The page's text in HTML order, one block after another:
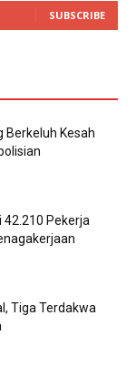
SUBSCRIBE
Berkeluh Kesah
42.210 Pekerja
Tiga Terdakwa